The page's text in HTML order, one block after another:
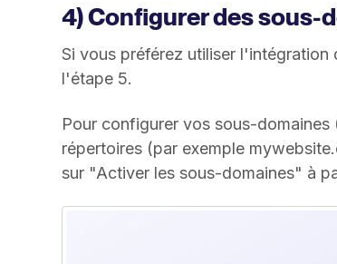
4) Configurer des sous-
Si vous préférez utiliser
l'étape 5.
Pour configurer vos sous-
répertoires (par exemple
sur "Activer les sous-domaines" à